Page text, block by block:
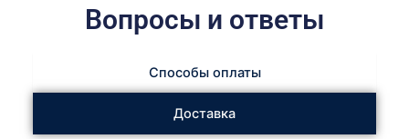
Вопросы и ответы
Способы оплаты
Доставка